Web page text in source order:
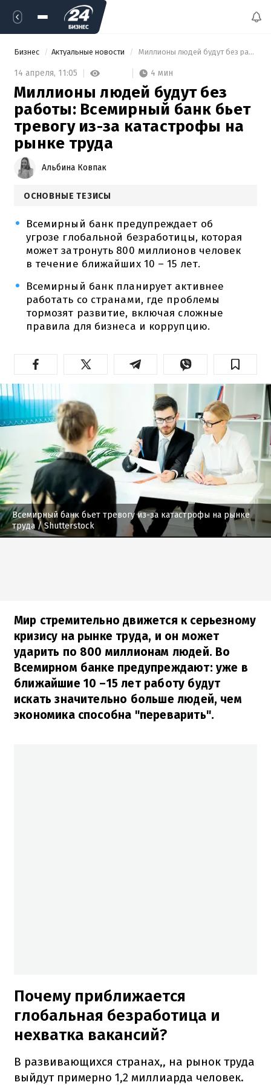
Бизнес Актуальные новости Миллионы людей будут без работы: Всемирный банк бьет тревогу из-за катастрофы на рынке труда
14 апреля, 11:05 4 мин
Миллионы людей будут без
работы: Всемирный банк бьет
тревогу из-за катастрофы на
рынке труда
Альбина Ковпак
ОСНОВНЫЕ ТЕЗИСЫ
Всемирный банк предупреждает об
угрозе глобальной безработицы, которая
может затронуть 800 миллионов человек
в течение ближайших 10 – 15 лет.
Всемирный банк планирует активнее
работать со странами, где проблемы
тормозят развитие, включая сложные
правила для бизнеса и коррупцию.
Всемирный банк бьет тревогу из-за катастрофы на рынке
труда / Shutterstock
Мир стремительно движется к серьезному
кризису на рынке труда, и он может
ударить по 800 миллионам людей. Во
Всемирном банке предупреждают: уже в
ближайшие 10 –15 лет работу будут
искать значительно больше людей, чем
экономика способна "переварить".
Почему приближается
глобальная безработица и
нехватка вакансий?
В развивающихся странах,, на рынок труда
выйдут примерно 1,2 миллиарда человек.